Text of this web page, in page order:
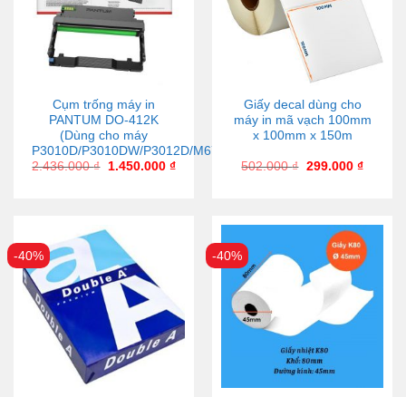
Cụm trống máy in
PANTUM DO-412K
(Dùng cho máy
P3010D/P3010DW/P3012D/M6702DW/6708D)
2.436.000₫ 1.450.000 ₫
Giấy decal dùng cho
máy in mã vạch 100mm
x 100mm x 150m
502.000₫ 299.000 ₫
-40% -40%